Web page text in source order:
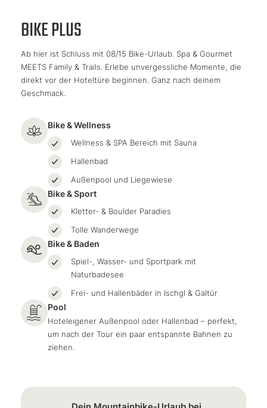
BIKE PLUS
Ab hier ist Schluss mit 08/15 Bike-Urlaub. Spa & Gourmet
MEETS Family & Trails. Erlebe unvergessliche Momente, die
direkt vor der Hoteltüre beginnen. Ganz nach deinem
Geschmack.
Bike & Wellness
Wellness & SPA Bereich mit Sauna
Hallenbad
Außenpool und Liegewiese
Bike & Sport
Kletter- & Boulder Paradies
Tolle Wanderwege
Bike & Baden
Spiel-, Wasser- und Sportpark mit
Naturbadesee
Frei- und Hallenbäder in Ischgl & Galtür
Pool
Hoteleigener Außenpool oder Hallenbad – perfekt,
um nach der Tour ein paar entspannte Bahnen zu
ziehen.